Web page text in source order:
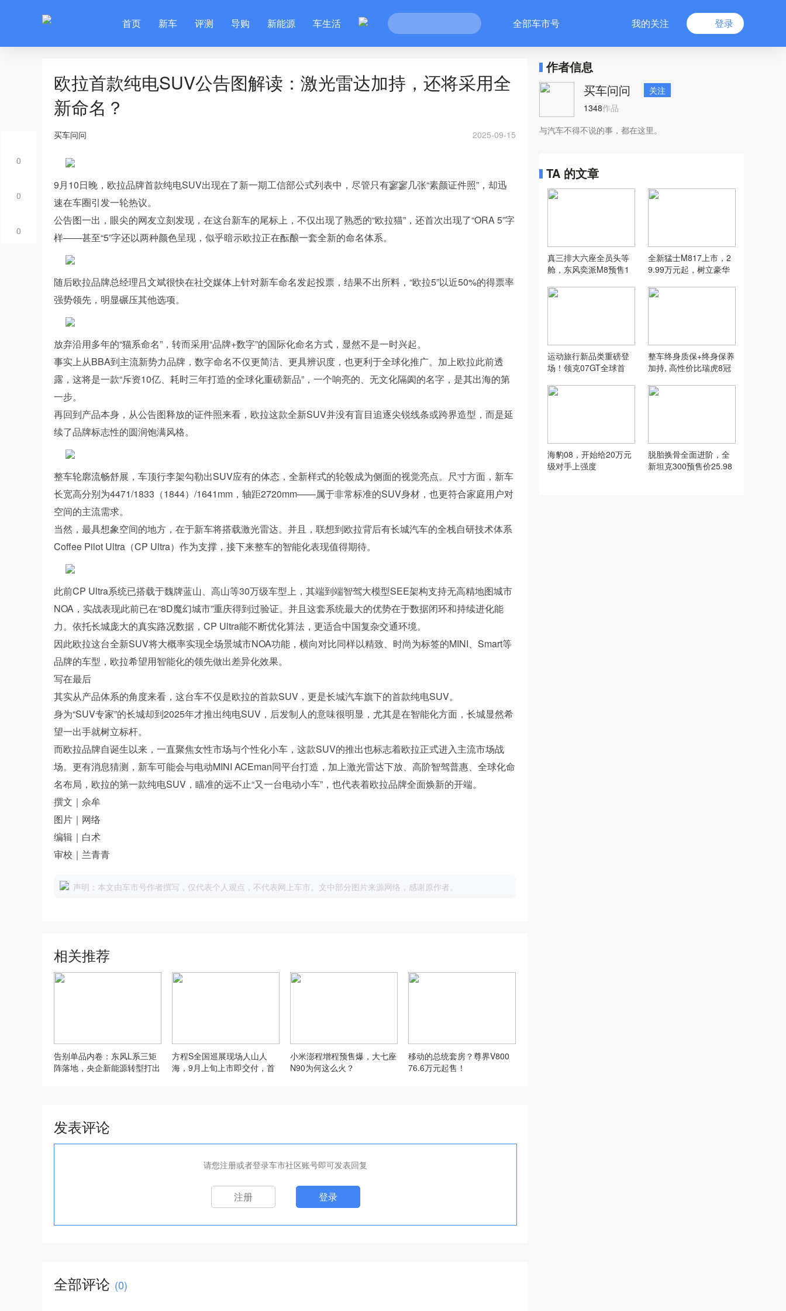
首页 新车 评测 导购 新能源 车生活 全部车市号 我的关注 登录
0
0
0
欧拉首款纯电SUV公告图解读：激光雷达加持，还将采用全
新命名？
买车问问 2025-09-15
9月10日晚，欧拉品牌首款纯电SUV出现在了新一期工信部公式列表中，尽管只有寥寥几张“素颜证件照”，却迅
速在车圈引发一轮热议。
公告图一出，眼尖的网友立刻发现，在这台新车的尾标上，不仅出现了熟悉的“欧拉猫”，还首次出现了“ORA 5”字
样——甚至“5”字还以两种颜色呈现，似乎暗示欧拉正在酝酿一套全新的命名体系。
随后欧拉品牌总经理吕文斌很快在社交媒体上针对新车命名发起投票，结果不出所料，“欧拉5”以近50%的得票率
强势领先，明显碾压其他选项。
放弃沿用多年的“猫系命名”，转而采用“品牌+数字”的国际化命名方式，显然不是一时兴起。
事实上从BBA到主流新势力品牌，数字命名不仅更简洁、更具辨识度，也更利于全球化推广。加上欧拉此前透
露，这将是一款“斥资10亿、耗时三年打造的全球化重磅新品”，一个响亮的、无文化隔阂的名字，是其出海的第
一步。
再回到产品本身，从公告图释放的证件照来看，欧拉这款全新SUV并没有盲目追逐尖锐线条或跨界造型，而是延
续了品牌标志性的圆润饱满风格。
整车轮廓流畅舒展，车顶行李架勾勒出SUV应有的体态，全新样式的轮毂成为侧面的视觉亮点。尺寸方面，新车
长宽高分别为4471/1833（1844）/1641mm，轴距2720mm——属于非常标准的SUV身材，也更符合家庭用户对
空间的主流需求。
当然，最具想象空间的地方，在于新车将搭载激光雷达。并且，联想到欧拉背后有长城汽车的全栈自研技术体系
Coffee Pilot Ultra（CP Ultra）作为支撑，接下来整车的智能化表现值得期待。
此前CP Ultra系统已搭载于魏牌蓝山、高山等30万级车型上，其端到端智驾大模型SEE架构支持无高精地图城市
NOA，实战表现此前已在“8D魔幻城市”重庆得到过验证。并且这套系统最大的优势在于数据闭环和持续进化能
力。依托长城庞大的真实路况数据，CP Ultra能不断优化算法，更适合中国复杂交通环境。
因此欧拉这台全新SUV将大概率实现全场景城市NOA功能，横向对比同样以精致、时尚为标签的MINI、Smart等
品牌的车型，欧拉希望用智能化的领先做出差异化效果。
写在最后
其实从产品体系的角度来看，这台车不仅是欧拉的首款SUV，更是长城汽车旗下的首款纯电SUV。
身为“SUV专家”的长城却到2025年才推出纯电SUV，后发制人的意味很明显，尤其是在智能化方面，长城显然希
望一出手就树立标杆。
而欧拉品牌自诞生以来，一直聚焦女性市场与个性化小车，这款SUV的推出也标志着欧拉正式进入主流市场战
场。更有消息猜测，新车可能会与电动MINI ACEman同平台打造，加上激光雷达下放、高阶智驾普惠、全球化命
名布局，欧拉的第一款纯电SUV，瞄准的远不止“又一台电动小车”，也代表着欧拉品牌全面焕新的开端。
撰文｜佘牟
图片｜网络
编辑｜白术
审校｜兰青青
声明：本文由车市号作者撰写，仅代表个人观点，不代表网上车市。文中部分图片来源网络，感谢原作者。
相关推荐
告别单品内卷：东风L系三矩
阵落地，央企新能源转型打出
方程S全国巡展现场人山人
海，9月上旬上市即交付，首
小米澎程增程预售爆，大七座
N90为何这么火？
移动的总统套房？尊界V800
76.6万元起售！
发表评论
请您注册或者登录车市社区账号即可发表回复
注册 登录
全部评论 (0)
作者信息
买车问问
关注
1348作品
与汽车不得不说的事，都在这里。
TA 的文章
真三排大六座全员头等
舱，东风奕派M8预售1
全新猛士M817上市，2
9.99万元起，树立豪华
运动旅行新品类重磅登
场！领克07GT全球首
整车终身质保+终身保养
加持, 高性价比瑞虎8冠
海豹08，开始给20万元
级对手上强度
脱胎换骨全面进阶，全
新坦克300预售价25.98